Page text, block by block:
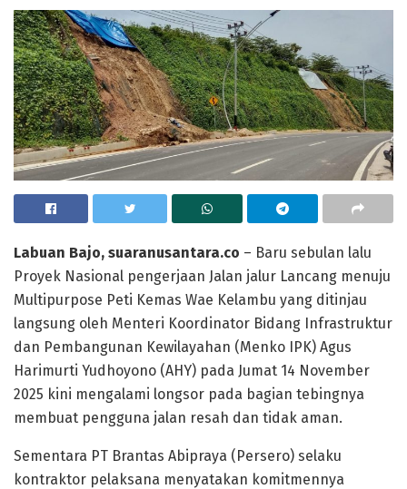
Labuan Bajo, suaranusantara.co – Baru sebulan lalu
Proyek Nasional pengerjaan Jalan jalur Lancang menuju
Multipurpose Peti Kemas Wae Kelambu yang ditinjau
langsung oleh Menteri Koordinator Bidang Infrastruktur
dan Pembangunan Kewilayahan (Menko IPK) Agus
Harimurti Yudhoyono (AHY) pada Jumat 14 November
2025 kini mengalami longsor pada bagian tebingnya
membuat pengguna jalan resah dan tidak aman.
Sementara PT Brantas Abipraya (Persero) selaku
kontraktor pelaksana menyatakan komitmennya